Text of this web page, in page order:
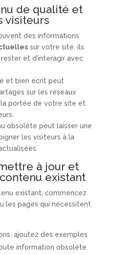
de qualité et
visiteurs
des informations
sur votre site, ils
et d’interagir avec
et bien écrit peut
sur les réseaux
la portée de votre site et
obsolète peut laisser une
les visiteurs à la
à jour et
existant
existant, commencez
les pages qui nécessitent
ajoutez des exemples
information obsolète.